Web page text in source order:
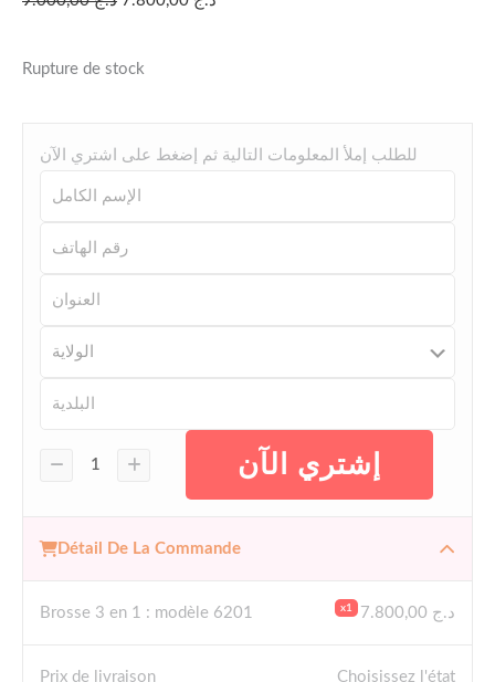
Rupture de stock
للطلب إملأ المعلومات التالية ثم إضغط على اشتري الآن
إشتري الآن
Détail De La Commande
Brosse 3 en 1 : modèle 6201 x1 د.ج
Prix ​​de livraison Choisissez l'état